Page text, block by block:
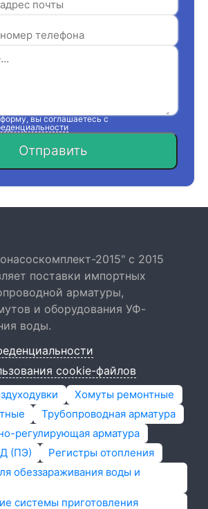
вы соглашаетесь с
Отправить
2015" с 2015
поставки импортных
арматуры,
и оборудования УФ-
воды.
cookie-файлов
Хомуты ремонтные
Трубопроводная арматура
регулирующая арматура
(ПЭ)
Регистры отопления
обеззараживания воды и
системы приготовления